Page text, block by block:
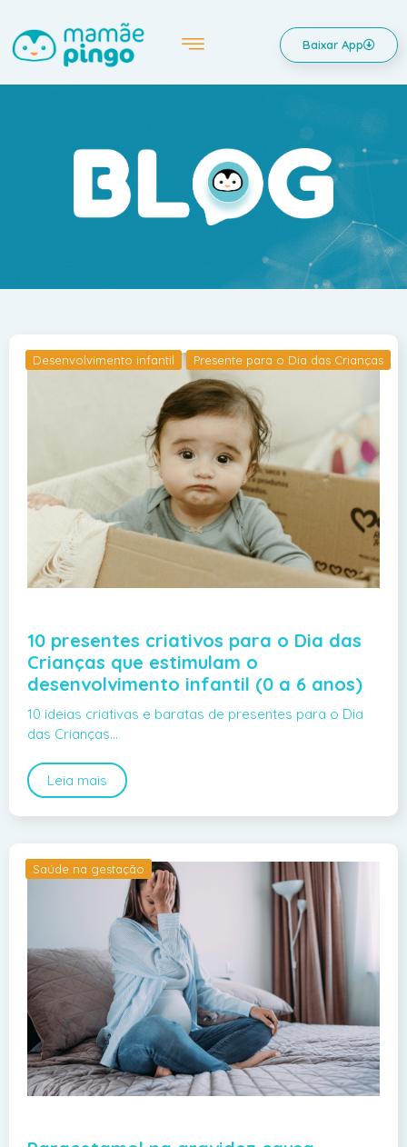
Baixar App
Desenvolvimento infantil Presente para o Dia das Crianças
10 presentes criativos para o Dia das
Crianças que estimulam o
desenvolvimento infantil (0 a 6 anos)
10 ideias criativas e baratas de presentes para o Dia
das Crianças…
Leia mais
Saúde na gestação